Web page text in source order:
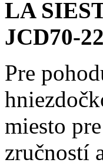
LA
JCD70-22
Pre
miesto
zručností